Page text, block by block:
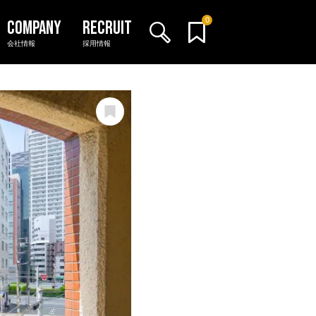
0
会社情報 採用情報